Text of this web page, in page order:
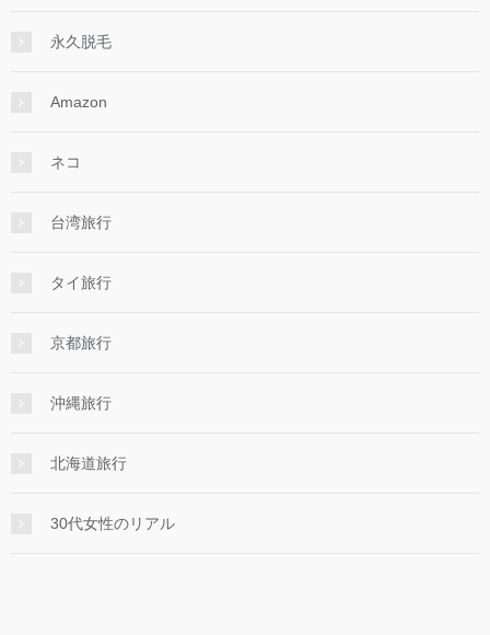
永久脱毛
Amazon
ネコ
台湾旅行
タイ旅行
京都旅行
沖縄旅行
北海道旅行
30代女性のリアル